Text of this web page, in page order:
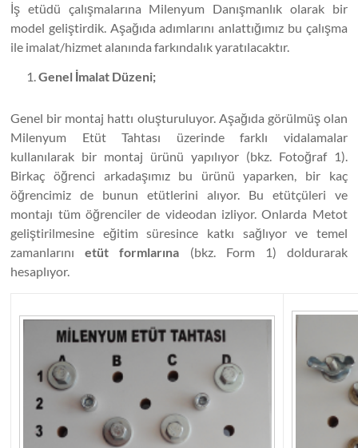
İş etüdü çalışmalarına Milenyum Danışmanlık olarak bir
model geliştirdik. Aşağıda adımlarını anlattığımız bu çalışma
ile imalat/hizmet alanında farkındalık yaratılacaktır.
Genel İmalat Düzeni;
Genel bir montaj hattı oluşturuluyor. Aşağıda görülmüş olan
Milenyum Etüt Tahtası üzerinde farklı vidalamalar
kullanılarak bir montaj ürünü yapılıyor (bkz. Fotoğraf 1).
Birkaç öğrenci arkadaşımız bu ürünü yaparken, bir kaç
öğrencimiz de bunun etütlerini alıyor. Bu etütçüleri ve
montajı tüm öğrenciler de videodan izliyor. Onlarda Metot
geliştirilmesine eğitim süresince katkı sağlıyor ve temel
zamanlarınıetüt formlarına (bkz. Form 1) doldurarak
hesaplıyor.